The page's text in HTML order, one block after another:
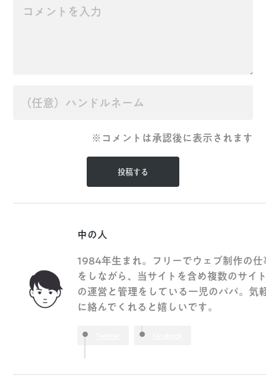
※コメントは承認後に表示されます
中の人
1984年生まれ。フリーでウェブ制作の仕
をしながら、当サイトを含め複数のサイ
の運営と管理をしている一児のパパ。気
に絡んでくれると嬉しいです。